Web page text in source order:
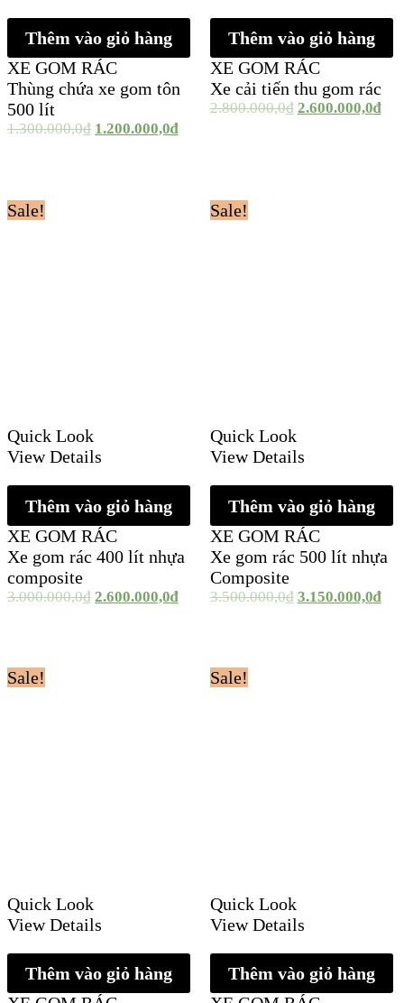
Thêm vào giỏ hàng
XE GOM RÁC
Thùng chứa xe gom tôn
500 lít
1.300.000,0₫ 1.200.000,0₫
Thêm vào giỏ hàng
XE GOM RÁC
Xe cải tiến thu gom rác
2.800.000,0₫ 2.600.000,0₫
Sale!
Quick Look
View Details
Thêm vào giỏ hàng
XE GOM RÁC
Xe gom rác 400 lít nhựa
composite
3.000.000,0₫ 2.600.000,0₫
Sale!
Quick Look
View Details
Thêm vào giỏ hàng
XE GOM RÁC
Xe gom rác 500 lít nhựa
Composite
3.500.000,0₫ 3.150.000,0₫
Sale!
Quick Look
View Details
Thêm vào giỏ hàng
Sale!
Quick Look
View Details
Thêm vào giỏ hàng